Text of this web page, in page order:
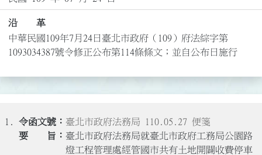
沿 革
中華民國109年7月24日臺北市政府（109）府法綜字第
1093034387號令修正公布第114條條文；並自公布日施行
1.
臺北市政府法務局 110.05.27 便箋
臺北市政府法務局就臺北市政府工務局公園路
燈工程管理處經管國市共有土地開闢收費停車